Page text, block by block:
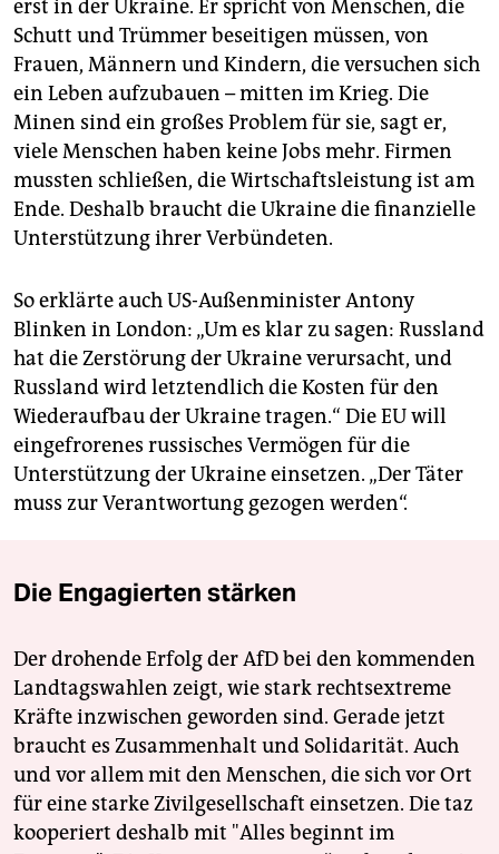
erst in der Ukraine. Er spricht von Menschen, die
Schutt und Trümmer beseitigen müssen, von
Frauen, Männern und Kindern, die versuchen sich
ein Leben aufzubauen – mitten im Krieg. Die
Minen sind ein großes Problem für sie, sagt er,
viele Menschen haben keine Jobs mehr. Firmen
mussten schließen, die Wirtschaftsleistung ist am
Ende. Deshalb braucht die Ukraine die finanzielle
Unterstützung ihrer Verbündeten.
So erklärte auch US-Außenminister Antony
Blinken in London: „Um es klar zu sagen: Russland
hat die Zerstörung der Ukraine verursacht, und
Russland wird letztendlich die Kosten für den
Wiederaufbau der Ukraine tragen.“ Die EU will
eingefrorenes russisches Vermögen für die
Unterstützung der Ukraine einsetzen. „Der Täter
muss zur Verantwortung gezogen werden“.
Die Engagierten stärken
Der drohende Erfolg der AfD bei den kommenden
Landtagswahlen zeigt, wie stark rechtsextreme
Kräfte inzwischen geworden sind. Gerade jetzt
braucht es Zusammenhalt und Solidarität. Auch
und vor allem mit den Menschen, die sich vor Ort
für eine starke Zivilgesellschaft einsetzen. Die taz
kooperiert deshalb mit "Alles beginnt im